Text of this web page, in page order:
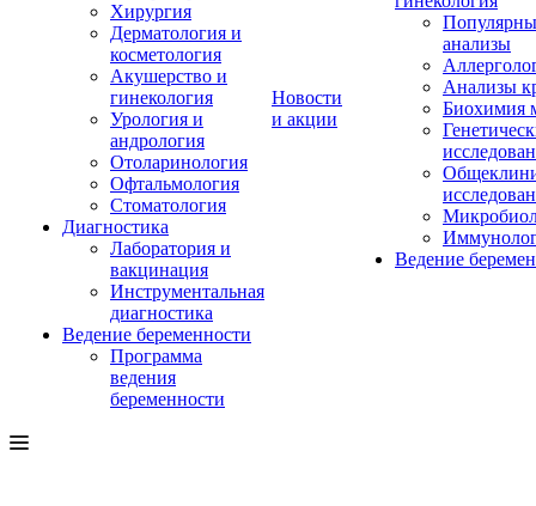
Хирургия
Дерматология и
косметология
Акушерство и
гинекология
Урология и
андрология
Отоларинология
Офтальмология
Стоматология
Диагностика
Лаборатория и
вакцинация
Инструментальная
диагностика
Ведение беременности
Программа
ведения
беременности
Новости
и акции
анализы
Анализы
Биохимия
Ведение